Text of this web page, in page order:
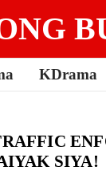
KDrama
SIYA!